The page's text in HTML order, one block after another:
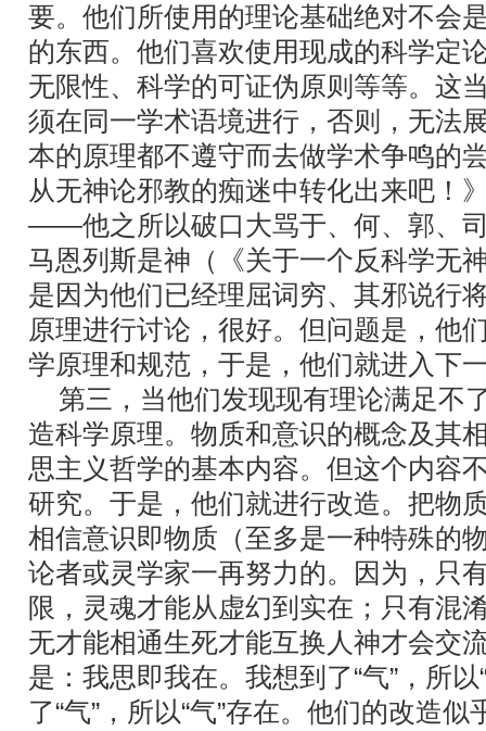
要。他们所使用的理论基础绝对不会
的东西。他们喜欢使用现成的科学定
无限性、科学的可证伪原则等等。这
须在同一学术语境进行，否则，无法
本的原理都不遵守而去做学术争鸣
从无神论邪教的痴迷中转化出来吧！
――他之所以破口大骂于、何、郭、司
马恩列斯是神（《关于一个反科学无
是因为他们已经理屈词穷、其邪说行
原理进行讨论，很好。但问题是，他
学原理和规范，于是，他们就进入下
第三，当他们发现现有理论满足不
造科学原理。物质和意识的概念及其
思主义哲学的基本内容。但这个内容
研究。于是，他们就进行改造。把物
相信意识即物质（至多是一种特殊的
论者或灵学家一再努力的。因为，只
限，灵魂才能从虚幻到实在；只有混
无才能相通生死才能互换人神才会交
是：我思即我在。我想到了“气”，所
了“气”，所以“气”存在。他们的改造